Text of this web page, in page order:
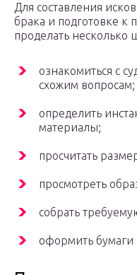
Для составления
брака и подготовке к
проделать несколько
ознакомиться с
схожим вопросам;
определить
материалы;
просчитать
просмотреть
собрать
оформить бумаги